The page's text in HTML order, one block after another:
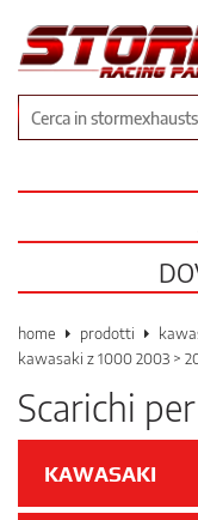
home prodotti
kawasaki z 1000 2003 >
Scarichi per
KAWASAKI